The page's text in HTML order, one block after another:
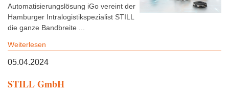
Automatisierungslösung iGo vereint der
Hamburger Intralogistikspezialist STILL
die ganze Bandbreite ...
Weiterlesen
05.04.2024
STILL GmbH